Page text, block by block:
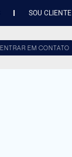
SOU CLIENTE
ENTRAR EM CONTATO